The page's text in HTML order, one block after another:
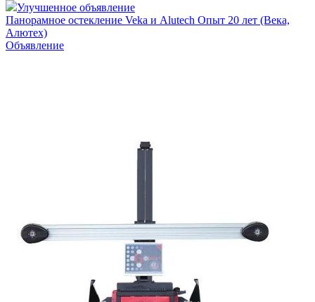
Улучшенное объявление
Панорамное остекление Veka и Alutech Опыт 20 лет (Века,
Алютех)
Объявление